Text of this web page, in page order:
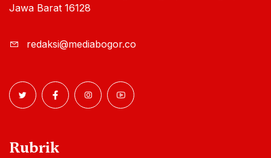
Jawa Barat 16128
redaksi@mediabogor.co
Rubrik